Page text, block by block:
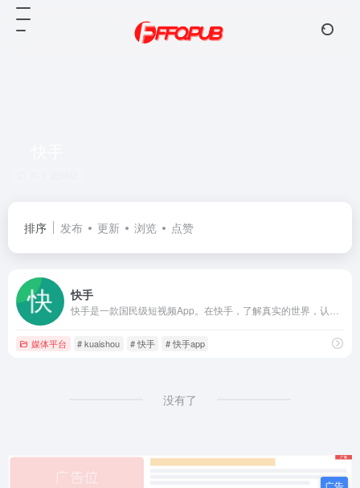
排序 发布 更新 浏览 点赞
快手
媒体平台 # kuaishou # 快手 # 快手app
没有了